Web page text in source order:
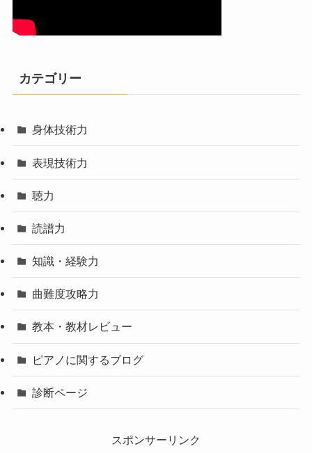
カテゴリー
身体技術力
表現技術力
聴力
読譜力
知識・経験力
曲難度攻略力
教本・教材レビュー
ピアノに関するブログ
診断ページ
スポンサーリンク